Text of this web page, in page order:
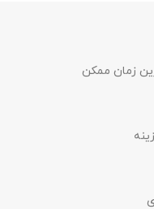
زمان ممکن